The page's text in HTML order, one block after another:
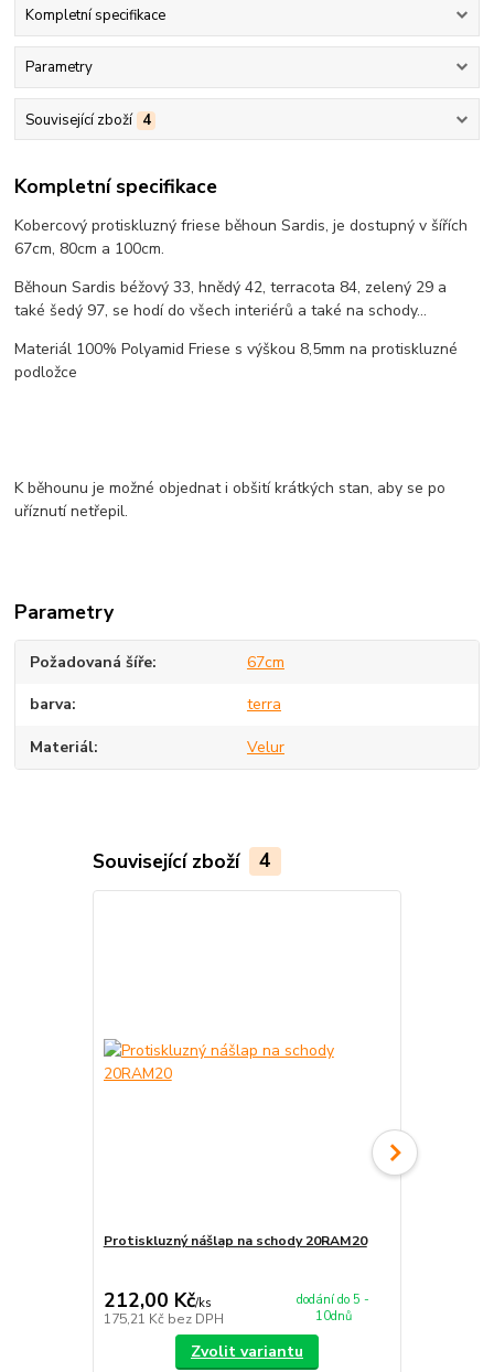
Kompletní specifikace
Parametry
Související zboží 4
Kompletní specifikace
Kobercový protiskluzný friese běhoun Sardis, je dostupný v šířích
67cm, 80cm a 100cm.
Běhoun Sardis béžový 33, hnědý 42, terracota 84, zelený 29 a
také šedý 97, se hodí do všech interiérů a také na schody...
Materiál 100% Polyamid Friese s výškou 8,5mm na protiskluzné
podložce
K běhounu je možné objednat i obšití krátkých stan, aby se po
uříznutí netřepil.
Parametry
Požadovaná šíře 67cm
barva terra
Materiál Velur
Související zboží 4
Protiskluzný nášlap na schody 20RAM20
212,00 Kč/ks
175,21 Kč bez DPH
dodání do 5 -
10dnů
Zvolit variantu